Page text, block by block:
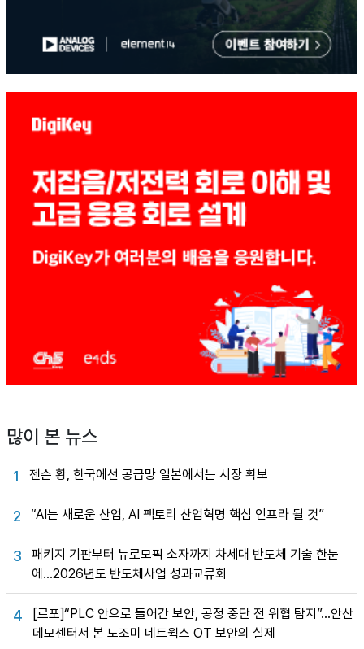
많이 본 뉴스
1 젠슨 황, 한국에선 공급망 일본에서는 시장 확보
2 “AI는 새로운 산업, AI 팩토리 산업혁명 핵심 인프라 될 것”
3
패키지 기판부터 뉴로모픽 소자까지 차세대 반도체 기술 한눈
에…2026년도 반도체사업 성과교류회
4
[르포]“PLC 안으로 들어간 보안, 공정 중단 전 위협 탐지”…안산
데모센터서 본 노조미 네트웍스 OT 보안의 실제